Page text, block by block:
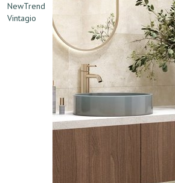
NewTrend
Vintagio